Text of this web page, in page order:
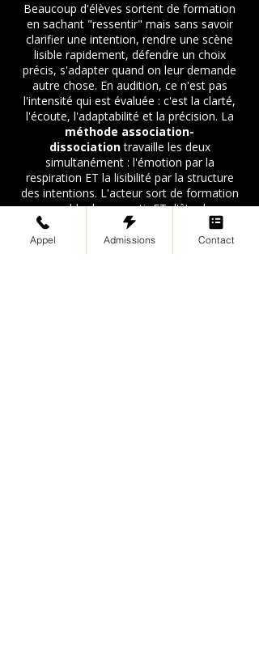
Beaucoup d'élèves sortent de formation
en sachant "ressentir" mais sans savoir
clarifier une intention, rendre une scène
lisible rapidement, défendre un choix
précis, s'adapter quand on leur demande
autre chose. En audition, ce n'est pas
l'intensité qui est évaluée : c'est la clarté,
l'écoute, l'adaptabilité et la précision. La
méthode association-
dissociationtravaille les deux
simultanément : l'émotion par la
respiration ET la lisibilité par la structure
des intentions. L'acteur sort de formation
capable de ressentir ET d'être lu.
UNE ECOLE SERIEUSE OSE DIRE NON
Appel Admissions Contact